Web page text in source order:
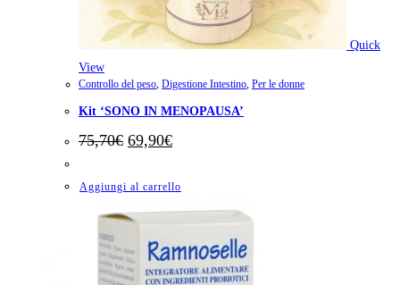
Quick
View
Controllo del peso, Digestione Intestino, Per le donne
Kit ‘SONO IN MENOPAUSA’
75,70€ Il
prezzo
era:
69,90€Il
è:
Aggiungi al carrello